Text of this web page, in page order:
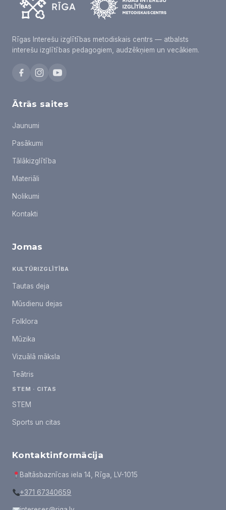
Rīgas Interešu izglītības metodiskais centrs — atbalsts
interešu izglītības pedagogiem, audzēkņiem un vecākiem.
Ātrās saites
Jaunumi
Pasākumi
Tālākizglītība
Materiāli
Nolikumi
Kontakti
Jomas
KULTŪRIZGLĪTĪBA
Tautas deja
Mūsdienu dejas
Folklora
Mūzika
Vizuālā māksla
Teātris
STEM · CITAS
STEM
Sports un citas
Kontaktinformācija
Baltāsbaznīcas iela 14, Rīga, LV-1015
+371 67340659